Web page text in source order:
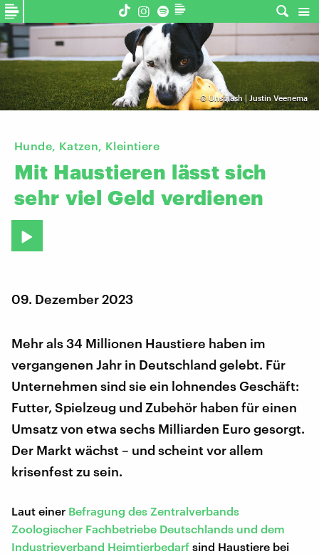
©Unsplash | Justin Veenema
Hunde, Katzen, Kleintiere
Mit Haustieren lässt sich
sehr viel Geld verdienen
09. Dezember 2023
Mehr als 34 Millionen Haustiere haben im
vergangenen Jahr in Deutschland gelebt. Für
Unternehmen sind sie ein lohnendes Geschäft:
Futter, Spielzeug und Zubehör haben für einen
Umsatz von etwa sechs Milliarden Euro gesorgt.
Der Markt wächst – und scheint vor allem
krisenfest zu sein.
Laut einer Befragung des Zentralverbands
Zoologischer Fachbetriebe Deutschlands und dem
Industrieverband Heimtierbedarf sind Haustiere bei